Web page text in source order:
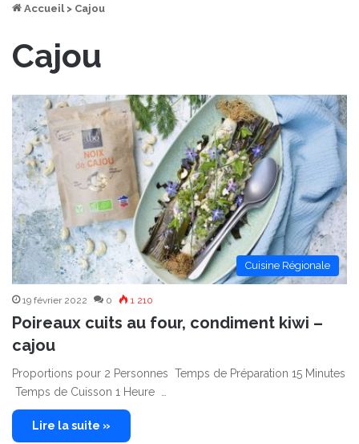
Accueil > Cajou
Cajou
Cuisine Régionale
19 février 2022 0 1 210
Poireaux cuits au four, condiment kiwi –
cajou
Proportions pour 2 Personnes Temps de Préparation 15 Minutes
Temps de Cuisson 1 Heure …
Lire la suite »